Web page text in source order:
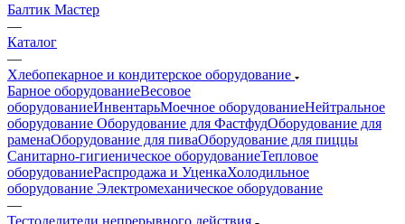
Балтик Мастер
—
Каталог
—
Хлебопекарное и кондитерское оборудование
Барное оборудованиеВесовое
оборудованиеИнвентарьМоечное оборудованиеНейтральное
оборудование Оборудование для ФастфудОборудование для
раменаОборудование для пиваОборудование для пиццы
Санитарно-гигиеническое оборудованиеТепловое
оборудованиеРаспродажа и УценкаХолодильное
оборудование Электромеханическое оборудование
—
Тестоделители непрерывного действия